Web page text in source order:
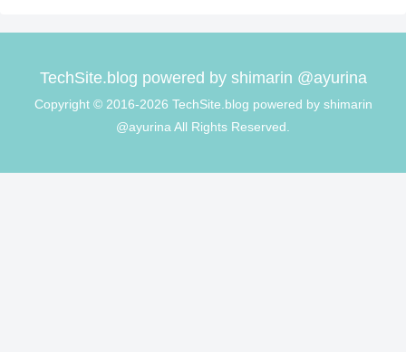
TechSite.blog powered by shimarin @ayurina
Copyright © 2016-2026 TechSite.blog powered by shimarin
@ayurina All Rights Reserved.